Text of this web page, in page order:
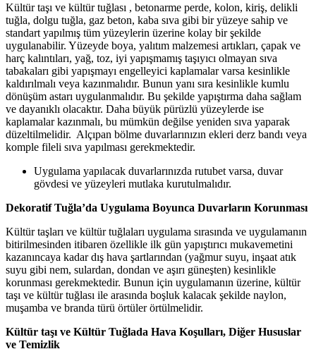
Kültür taşı ve kültür tuğlası , betonarme perde, kolon, kiriş, delikli
tuğla, dolgu tuğla, gaz beton, kaba sıva gibi bir yüzeye sahip ve
standart yapılmış tüm yüzeylerin üzerine kolay bir şekilde
uygulanabilir. Yüzeyde boya, yalıtım malzemesi artıkları, çapak ve
harç kalıntıları, yağ, toz, iyi yapışmamış taşıyıcı olmayan sıva
tabakaları gibi yapışmayı engelleyici kaplamalar varsa kesinlikle
kaldırılmalı veya kazınmalıdır. Bunun yanı sıra kesinlikle kumlu
dönüşüm astarı uygulanmalıdır. Bu şekilde yapıştırma daha sağlam
ve dayanıklı olacaktır. Daha büyük pürüzlü yüzeylerde ise
kaplamalar kazınmalı, bu mümkün değilse yeniden sıva yaparak
düzeltilmelidir. Alçıpan bölme duvarlarınızın ekleri derz bandı veya
komple fileli sıva yapılması gerekmektedir.
Uygulama yapılacak duvarlarınızda rutubet varsa, duvar
gövdesi ve yüzeyleri mutlaka kurutulmalıdır.
Dekoratif Tuğla’da Uygulama Boyunca Duvarların Korunması
Kültür taşları ve kültür tuğlaları uygulama sırasında ve uygulamanın
bitirilmesinden itibaren özellikle ilk gün yapıştırıcı mukavemetini
kazanıncaya kadar dış hava şartlarından (yağmur suyu, inşaat atık
suyu gibi nem, sulardan, dondan ve aşırı güneşten) kesinlikle
korunması gerekmektedir. Bunun için uygulamanın üzerine, kültür
taşı ve kültür tuğlası ile arasında boşluk kalacak şekilde naylon,
muşamba ve branda türü örtüler örtülmelidir.
Kültür taşı ve Kültür Tuğlada Hava Koşulları, Diğer Hususlar
ve Temizlik